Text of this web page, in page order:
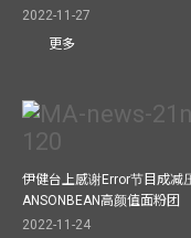
2022-11-27
更多
伊健台上感谢Error节目成减
ANSONBEAN高颜值面粉团
2022-11-24